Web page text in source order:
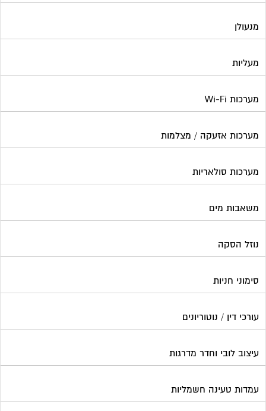
מנעולן
מעליות
מערכות Wi-Fi
מערכות אזעקה / מצלמות
מערכות סולאריות
משאבות מים
נוזל הסקה
סימוני חניות
עורכי דין / נוטוריונים
עיצוב לובי וחדר מדרגות
עמדות טעינה חשמליות